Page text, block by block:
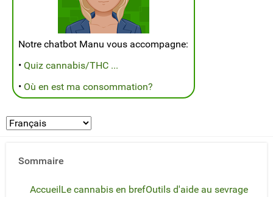
Notre chatbot Manu vous accompagne:
• Quiz cannabis/THC ...
• Où en est ma consommation?
Sommaire
AccueilLe cannabis en brefOutils d'aide au sevrage